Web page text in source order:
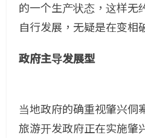
的一个生产状态，这样无
自行发展，无疑是在变相
政府主导发展型
当地政府的确重视肇兴侗
旅游开发政府正在实施肇